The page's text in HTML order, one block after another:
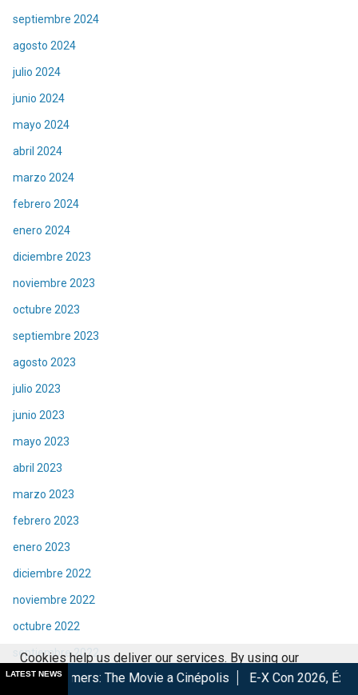
septiembre 2024
agosto 2024
julio 2024
junio 2024
mayo 2024
abril 2024
marzo 2024
febrero 2024
enero 2024
diciembre 2023
noviembre 2023
octubre 2023
septiembre 2023
agosto 2023
julio 2023
junio 2023
mayo 2023
abril 2023
marzo 2023
febrero 2023
enero 2023
diciembre 2022
noviembre 2022
octubre 2022
septiembre 2022
agosto 2022
LATEST NEWS
Movie a Cinépolis E-X Con 2026, Éxito total en la
Cookies help us deliver our services. By using our
services, you agree to our use of cookies.
Got it